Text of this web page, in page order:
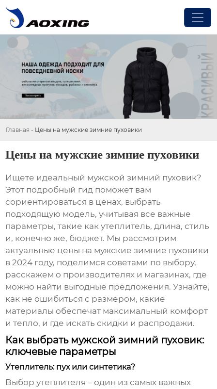
Главная - Цены на мужские зимние пуховики
Цены на мужские зимние пуховики
Ищете идеальный мужской зимний пуховик?
Этот подробный гид поможет вам
сориентироваться в ценах, выбрать
подходящую модель, учитывая все важные
параметры, такие как утеплитель, длина, стиль
и, конечно же, бюджет. Мы рассмотрим
актуальные цены на мужские зимние пуховики
в 2024 году, поделимся советами по выбору,
расскажем о производителях и магазинах, где
можно найти выгодные предложения. Узнайте,
как не ошибиться с размером, какие
материалы обеспечат максимальный комфорт
и тепло, и где искать скидки и распродажи.
Как выбрать мужской зимний пуховик:
ключевые параметры
Утеплитель: пух или синтетика?
Выбор утеплителя – один из самых важных